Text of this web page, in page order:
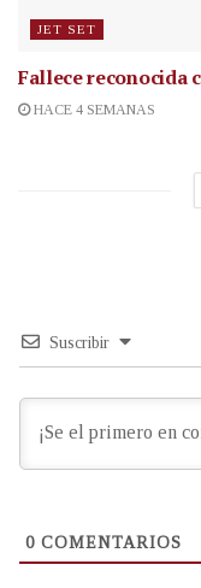
JET SET
Fallece reconocida
HACE 4 SEMANAS
Suscribir
0 COMENTARIOS